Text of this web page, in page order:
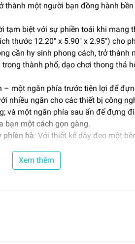
thành một người bạn đồng hành
tạm biệt với sự phiền toái khi mang
thước 12.20″ x 5.90″ x 2.95″) cho
cần hy sinh phong cách, trở thành
thành phố, dạo chơi thong thả
– một ngăn phía trước tiện lợi để
nhiều ngăn cho các thiết bị công
và một ngăn phía sau ẩn để đựng
bạn một cách gọn gàng.
phiền hà: Với thiết kế dây đeo một
tra an ninh trở nên dễ dàng.
hàng ngày của bạn, với công
Xem thêm